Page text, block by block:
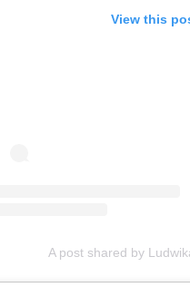
View this
A post shared by